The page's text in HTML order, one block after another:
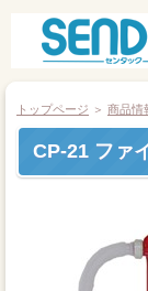
採用情報
トップページ ＞ 商品情
CP-21 ファ